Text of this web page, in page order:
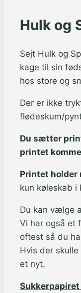
Hulk og
Sejt Hulk og
kage til sin
hos store og
Der er ikke
flødeskum/
Du sætter
printet
Printet holder
kun køleskab i
Du kan vælge
Vi har også et
oftest så du
Hvis der
et nyt.
Sukkerpapiret